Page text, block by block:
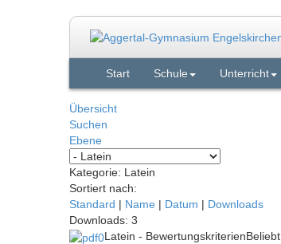
Start Schule Unterricht
Übersicht
Suchen
Ebene
Kategorie: Latein
Sortiert nach:
Standard | Name | Datum | Downloads
Downloads: 3
Latein - BewertungskriterienBeliebt